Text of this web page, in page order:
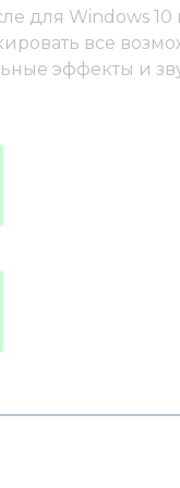
для Windows 10
все
эффекты и